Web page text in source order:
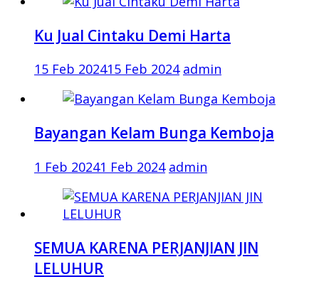
Ku Jual Cintaku Demi Harta
15 Feb 202415 Feb 2024 admin
Bayangan Kelam Bunga Kemboja
1 Feb 20241 Feb 2024 admin
SEMUA KARENA PERJANJIAN JIN
LELUHUR